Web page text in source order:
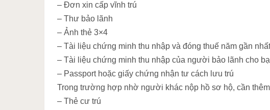
– Đơn xin cấp vĩnh trú
– Thư bảo lãnh
– Ảnh thẻ 3×4
– Tài liệu chứng minh thu nhập và đóng thuế năm gần nhất
– Tài liệu chứng minh thu nhập của người bảo lãnh cho
– Passport hoặc giấy chứng nhận tư cách lưu trú
Trong trường hợp nhờ người khác nộp hồ sơ hộ, cần
– Thẻ cư trú